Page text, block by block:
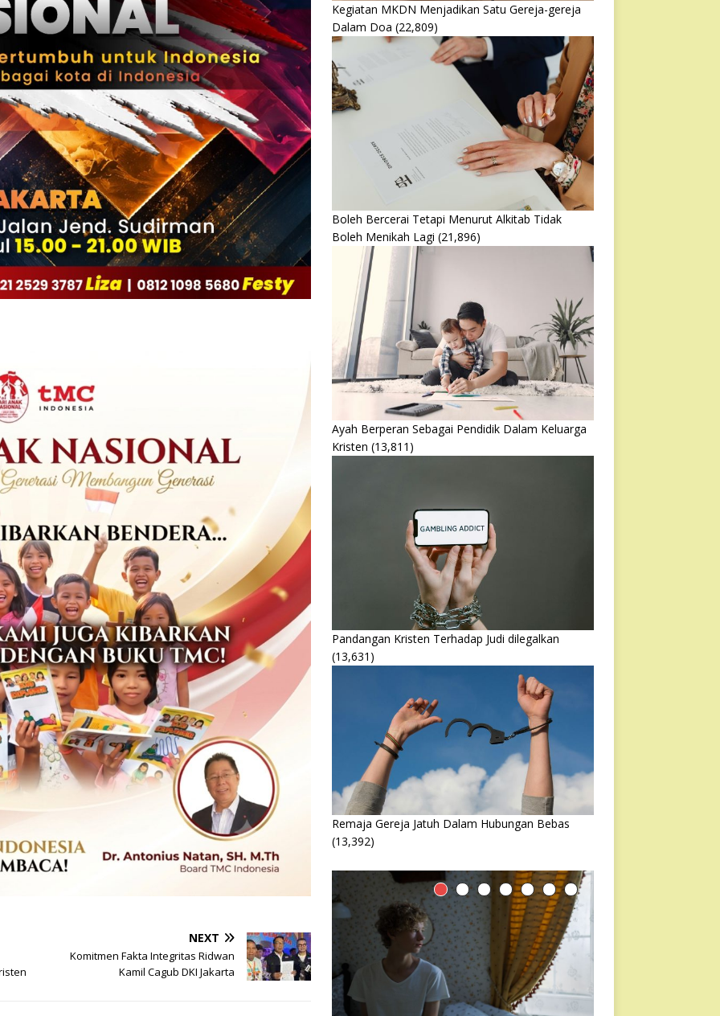
NEXT
Komitmen Fakta Integritas Ridwan
Kamil Cagub DKI Jakarta
Kegiatan MKDN Menjadikan Satu Gereja-gereja
Dalam Doa (22,809)
Boleh Bercerai Tetapi Menurut Alkitab Tidak
Boleh Menikah Lagi (21,896)
Ayah Berperan Sebagai Pendidik Dalam Keluarga
Kristen (13,811)
Pandangan Kristen Terhadap Judi dilegalkan
(13,631)
Remaja Gereja Jatuh Dalam Hubungan Bebas
(13,392)